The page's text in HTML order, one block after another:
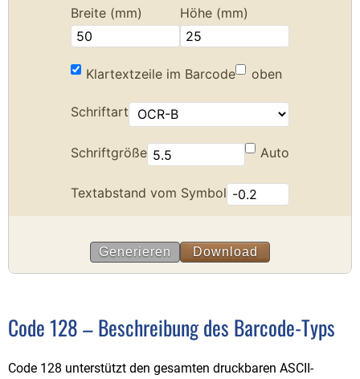
Code 128 – Beschreibung des Barcode-Typs
Code 128 unterstützt den gesamten druckbaren ASCII-
UPC-E
Code 128
Code 39
Interleaved 2 of 5
Update-Verlauf
Barcode-Lib4J